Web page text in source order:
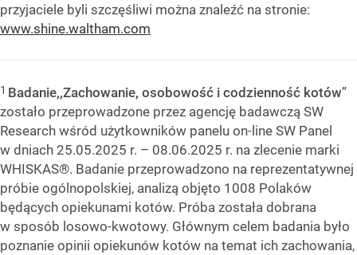
przyjaciele byli szczęśliwi można znaleźć na stronie:
www.shine.waltham.com
1 Badanie,,Zachowanie, osobowość i codzienność kotów”
zostało przeprowadzone przez agencję badawczą SW
Research wśród użytkowników panelu on-line SW Panel
w dniach 25.05.2025 r. – 08.06.2025 r. na zlecenie marki
WHISKAS®. Badanie przeprowadzono na reprezentatywnej
próbie ogólnopolskiej, analizą objęto 1008 Polaków
będących opiekunami kotów. Próba została dobrana
w sposób losowo-kwotowy. Głównym celem badania było
poznanie opinii opiekunów kotów na temat ich zachowania,